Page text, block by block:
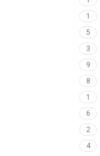
1
5
3
9
8
1
6
2
4